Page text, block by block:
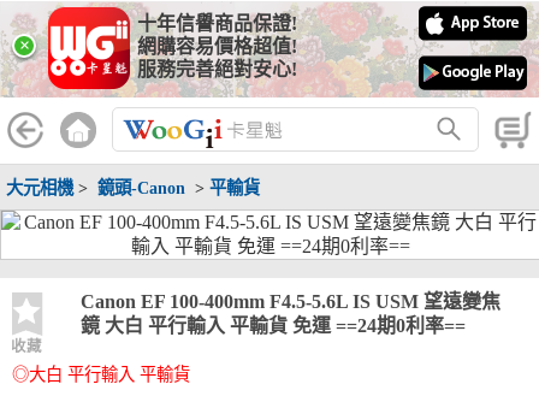
×
十年信譽商品保證!
網購容易價格超值!
服務完善絕對安心!
大元相機 > 鏡頭-Canon > 平輸貨
收藏
Canon EF 100-400mm F4.5-5.6L IS USM 望遠變焦
鏡 大白 平行輸入 平輸貨 免運 ==24期0利率==
◎大白 平行輸入 平輸貨
線上分期銀行
WooGii 與 綠界 合作，『信用卡分期付款』 與 『信用卡零利率
分期付款』 的配合銀行如下：
分期期數 提供分期之銀行
兆豐銀行、合作金庫、第一銀行、華南銀行、
彰化銀行、上海銀行、富邦銀行、國泰世華、
台灣企銀、台中銀行、匯豐銀行、華泰銀行、
銀、元大銀行、永豐銀行、玉山銀行、凱基銀
行、星展銀行、台新銀行、安泰銀行、中國信
兆豐銀行、合作金庫、第一銀行、華南銀行、